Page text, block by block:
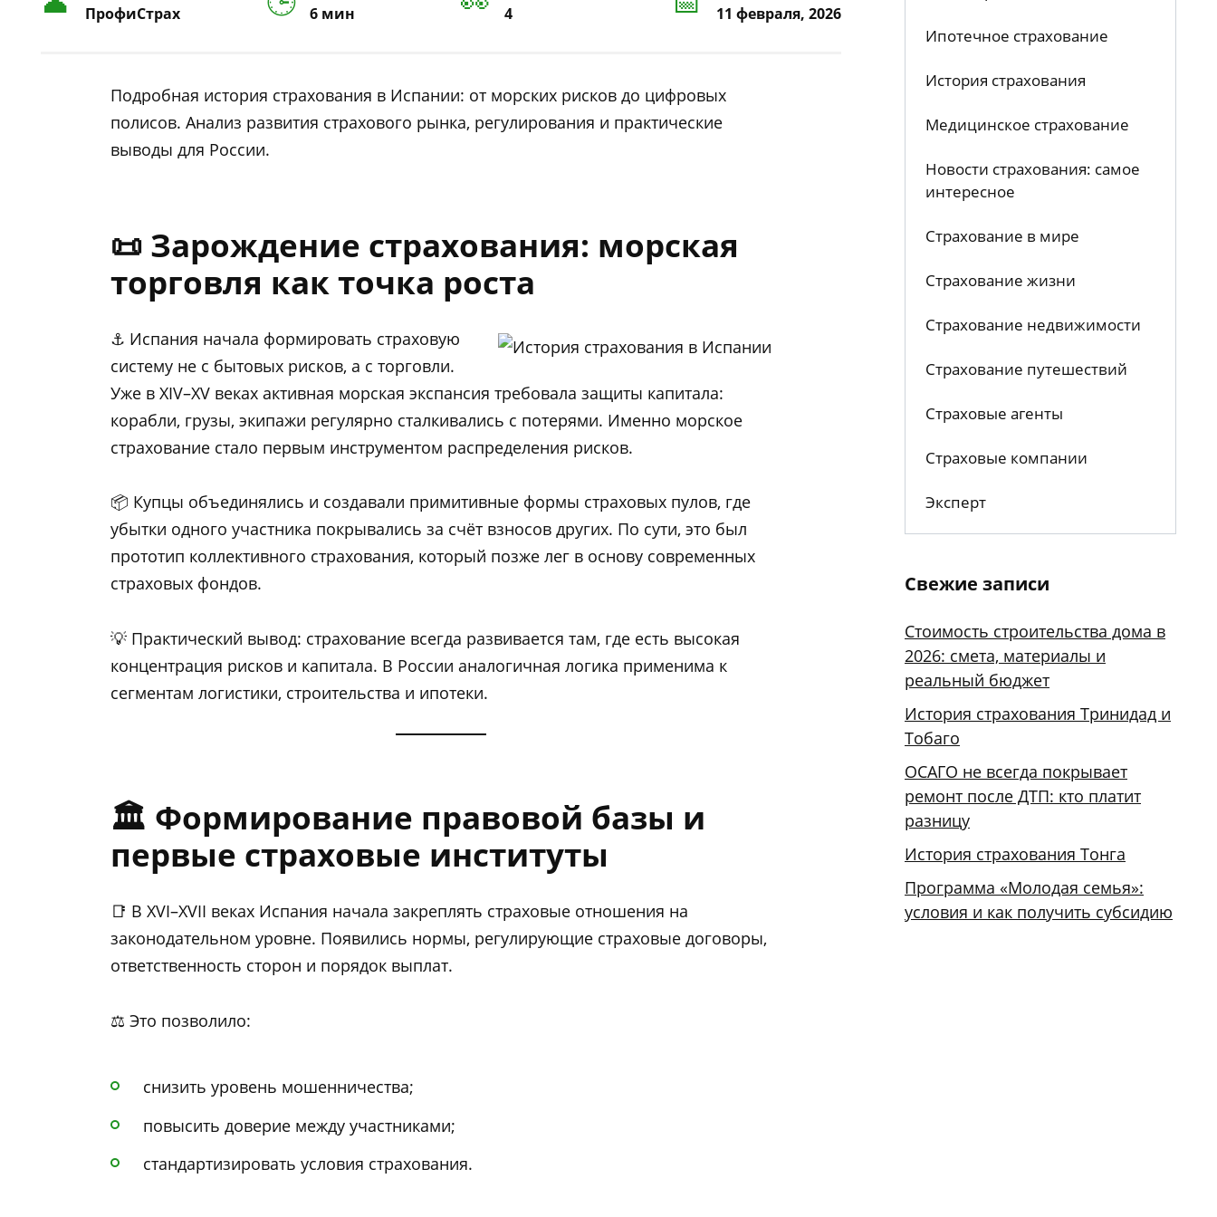
ПрофиСтрах 6 мин 4 11 февраля, 2026
Подробная история страхования в Испании: от морских рисков до цифровых
полисов. Анализ развития страхового рынка, регулирования и практические
выводы для России.
📜 Зарождение страхования: морская
торговля как точка роста
⚓ Испания начала формировать страховую
систему не с бытовых рисков, а с торговли.
Уже в XIV–XV веках активная морская экспансия требовала защиты капитала:
корабли, грузы, экипажи регулярно сталкивались с потерями. Именно морское
страхование стало первым инструментом распределения рисков.
📦 Купцы объединялись и создавали примитивные формы страховых пулов, где
убытки одного участника покрывались за счёт взносов других. По сути, это был
прототип коллективного страхования, который позже лег в основу современных
страховых фондов.
💡 Практический вывод: страхование всегда развивается там, где есть высокая
концентрация рисков и капитала. В России аналогичная логика применима к
сегментам логистики, строительства и ипотеки.
🏛️ Формирование правовой базы и
первые страховые институты
📑 В XVI–XVII веках Испания начала закреплять страховые отношения на
законодательном уровне. Появились нормы, регулирующие страховые договоры,
ответственность сторон и порядок выплат.
⚖️ Это позволило:
снизить уровень мошенничества;
повысить доверие между участниками;
стандартизировать условия страхования.
Ипотечное страхование
История страхования
Медицинское страхование
Новости страхования: самое
интересное
Страхование в мире
Страхование жизни
Страхование недвижимости
Страхование путешествий
Страховые агенты
Страховые компании
Эксперт
Свежие записи
Стоимость строительства дома в
2026: смета, материалы и
реальный бюджет
История страхования Тринидад и
Тобаго
ОСАГО не всегда покрывает
ремонт после ДТП: кто платит
разницу
История страхования Тонга
Программа «Молодая семья»:
условия и как получить субсидию